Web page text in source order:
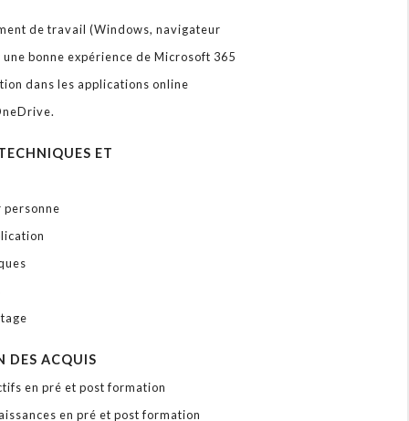
de travail (Windows, navigateur
bonne expérience de Microsoft 365
dans les applications online
ET
personne
DES ACQUIS
en pré et post formation
en pré et post formation